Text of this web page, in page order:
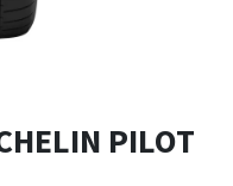
PILOT